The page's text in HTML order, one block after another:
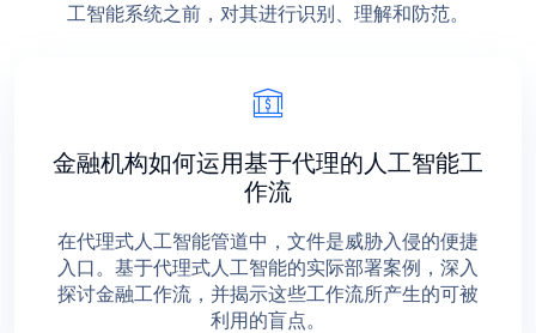
工智能系统之前，对其进行识别、理解和防范。
金融机构如何运用基于代理的人工智能工
作流
在代理式人工智能管道中，文件是威胁入侵的便捷
入口。基于代理式人工智能的实际部署案例，深入
探讨金融工作流，并揭示这些工作流所产生的可被
利用的盲点。